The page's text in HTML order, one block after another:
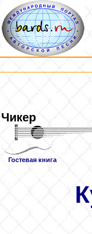
Чикер
Гостевая книга